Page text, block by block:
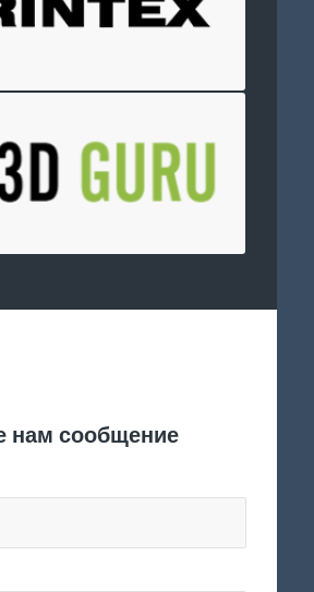
нам сообщение